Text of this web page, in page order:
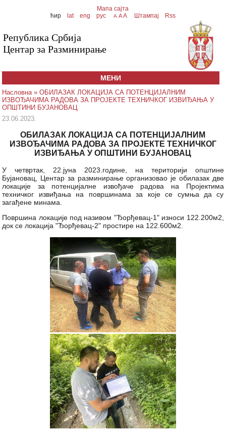
Мапа сајта
ћир
lat eng рус A AA Штампај Rss
Република Србија
Центар за Разминирање
МЕНИ
Насловна» ОБИЛАЗАК ЛОКАЦИЈА СА ПОТЕНЦИЈАЛНИМ
ИЗВОЂАЧИМА РАДОВА ЗА ПРОЈЕКТЕ ТЕХНИЧКОГ ИЗВИЂАЊА У
ОПШТИНИ БУЈАНОВАЦ
23.06.2023.
ОБИЛАЗАК ЛОКАЦИЈА СА ПОТЕНЦИЈАЛНИМ
ИЗВОЂАЧИМА РАДОВА ЗА ПРОЈЕКТЕ ТЕХНИЧКОГ
ИЗВИЂАЊА У ОПШТИНИ БУЈАНОВАЦ
У четвртак, 22.јуна 2023.године, на територији општине
Бујановац, Центар за разминирање организовао је обилазак две
локације за потенцијалне извођаче радова на Пројектима
техничког извиђања на површинама за које се сумња да су
загађене минама.
Површина локације под називом "Ђорђевац-1" износи 122.200м2,
док се локација "Ђорђевац-2" простире на 122.600м2.